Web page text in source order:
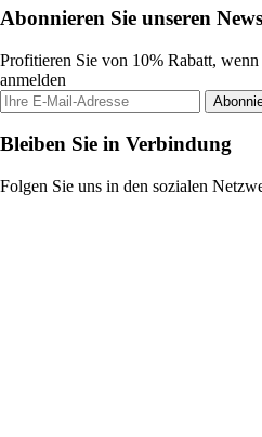
Abonnieren Sie unseren
Profitieren Sie von 10% Rabatt,
anmelden
Bleiben Sie in Verbindung
Folgen Sie uns in den sozialen